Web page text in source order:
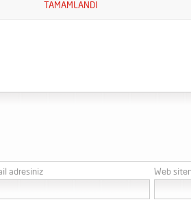
TAMAMLANDI
adresiniz Web